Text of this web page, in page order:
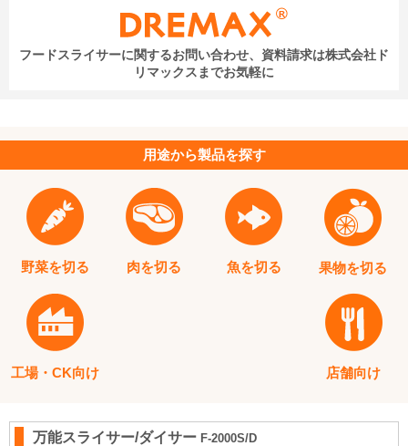
フードスライサーに関するお問い合わせ、資料請求は株式会社ド
リマックスまでお気軽に
用途から製品を探す
野菜を切る 肉を切る 魚を切る 果物を切る
工場・CK向け 店舗向け
万能スライサー/ダイサー F-2000S/D